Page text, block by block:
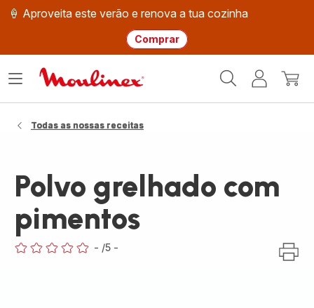
🍦 Aproveita este verão e renova a tua cozinha
Comprar
Moulinex
O
Abrir
Todas as nossas receitas
Polvo grelhado com
pimentos
- /5 -